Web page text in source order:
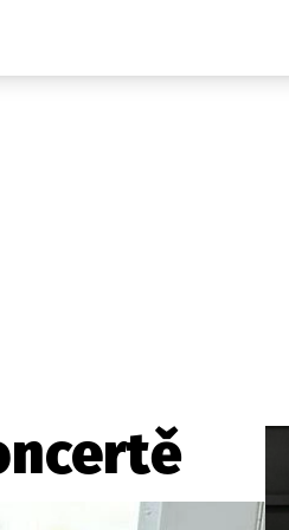
údaje / Cookies Volná místa